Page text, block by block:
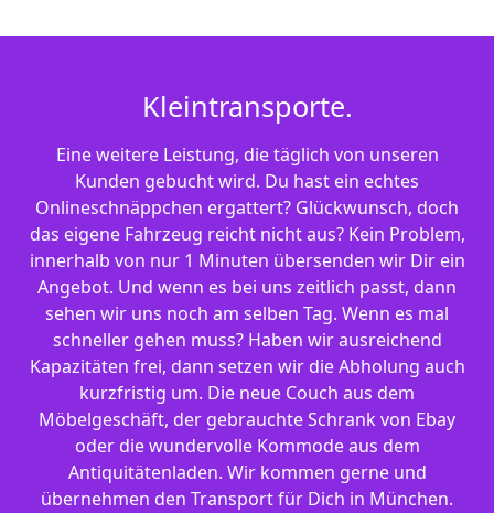
Kleintransporte.
Eine weitere Leistung, die täglich von unseren
Kunden gebucht wird. Du hast ein echtes
Onlineschnäppchen ergattert? Glückwunsch, doch
das eigene Fahrzeug reicht nicht aus? Kein Problem,
innerhalb von nur 1 Minuten übersenden wir Dir ein
Angebot. Und wenn es bei uns zeitlich passt, dann
sehen wir uns noch am selben Tag. Wenn es mal
schneller gehen muss? Haben wir ausreichend
Kapazitäten frei, dann setzen wir die Abholung auch
kurzfristig um. Die neue Couch aus dem
Möbelgeschäft, der gebrauchte Schrank von Ebay
oder die wundervolle Kommode aus dem
Antiquitätenladen. Wir kommen gerne und
übernehmen den Transport für Dich in München.